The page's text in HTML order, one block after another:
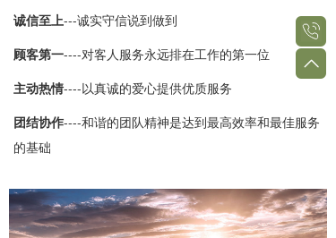
诚信至上---诚实守信说到做到
顾客第一----对客人服务永远排在工作的第一位
主动热情----以真诚的爱心提供优质服务
团结协作----和谐的团队精神是达到最高效率和最佳服务
的基础